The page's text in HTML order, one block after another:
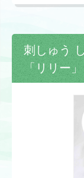
刺しゅう
「リリー」